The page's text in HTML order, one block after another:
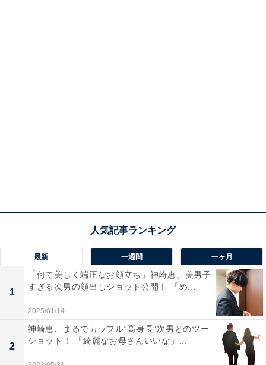
最新 一週間 一ヶ月
1
「何て美しく端正なお顔立ち」神崎恵、美男子
すぎる次男の顔出しショット公開！ 「め...
2025/01/14
2
神崎恵、まるでカップル“高身長”次男とのツー
ショット！ 「綺麗なお母さんいいな」...